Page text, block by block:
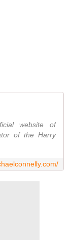
website of
of the Harry